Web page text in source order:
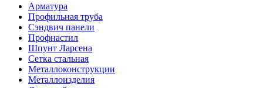
Арматура
Профильная труба
Сэндвич панели
Профнастил
Шпунт Ларсена
Сетка стальная
Металлоконструкции
Металлоизделия